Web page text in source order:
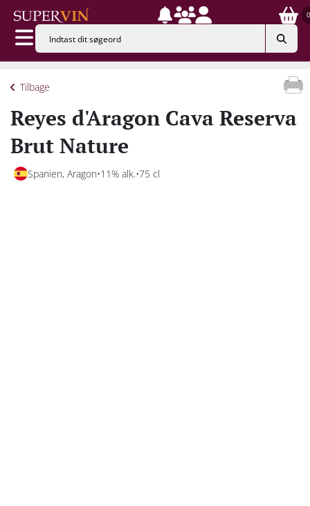
0
Tilbage
Reyes d'Aragon Cava Reserva
Brut Nature
Spanien, Aragon 11% alk. 75 cl